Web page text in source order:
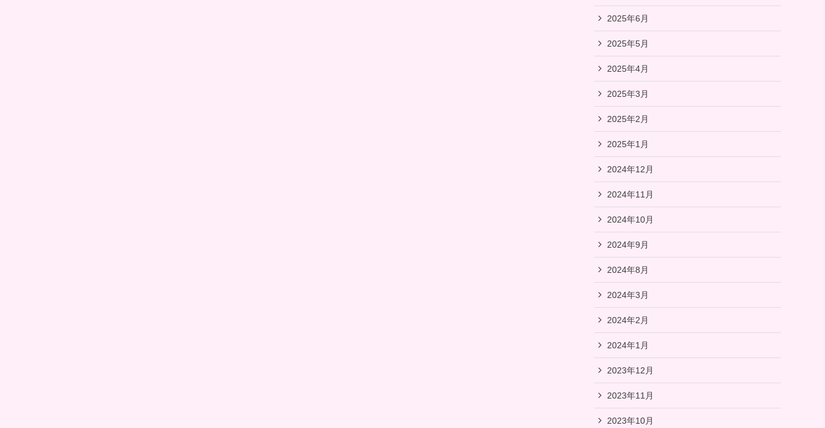
2025年6月
2025年5月
2025年4月
2025年3月
2025年2月
2025年1月
2024年12月
2024年11月
2024年10月
2024年9月
2024年8月
2024年3月
2024年2月
2024年1月
2023年12月
2023年11月
2023年10月